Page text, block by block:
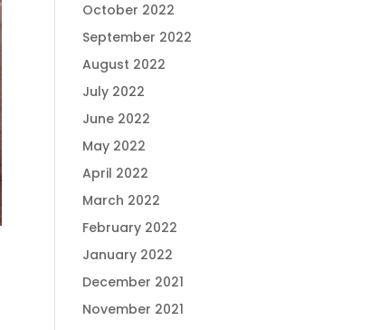
October 2022
September 2022
August 2022
July 2022
June 2022
May 2022
April 2022
March 2022
February 2022
January 2022
December 2021
November 2021